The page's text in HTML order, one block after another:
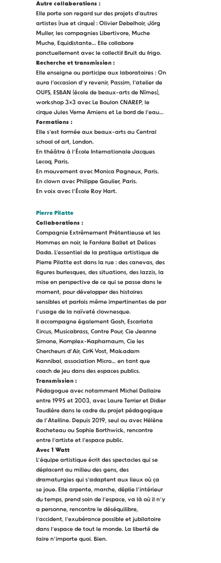
Autre collaborations :
Elle porte son regard sur des projets d’autres
artistes (rue et cirque) : Olivier Debelhoir, Jörg
Muller, les compagnies Libertivore, Muche
Muche, Equidistante… Elle collabore
ponctuellement avec le collectif Bruit du frigo.
Recherche et transmission :
Elle enseigne ou participe aux laboratoires : On
aura l’occasion d’y revenir, Passim, l’atelier de
OUFS, ESBAN (école de beaux-arts de Nîmes),
workshop 3×3 avec Le Boulon CNAREP, le
cirque Jules Verne Amiens et Le bord de l’eau…
Formations :
Elle s’est formée aux beaux-arts au Central
school of art, London.
En théâtre à l’École Internationale Jacques
Lecoq, Paris.
En mouvement avec Monica Pagneux, Paris.
En clown avec Philippe Gaulier, Paris.
En voix avec l’École Roy Hart.
Pierre Pilatte
Collaborations :
Compagnie Extrêmement Prétentieuse et les
Hommes en noir, le Fanfare Ballet et Delices
Dada. L’essentiel de la pratique artistique de
Pierre Pilatte est dans la rue : des canevas, des
figures burlesques, des situations, des lazzis, la
mise en perspective de ce qui se passe dans le
moment, pour développer des histoires
sensibles et parfois même impertinentes de par
l’usage de la naïveté clownesque.
Il accompagne également Gosh, Escarlata
Circus, Musicabrass, Contre Pour, Cie Jeanne
Simone, Komplex-Kapharnaum, Cie les
Chercheurs d’Air, CirK Vost, Makadam
Kannibal, association Micro… en tant que
coach de jeu dans des espaces publics.
Transmission :
Pédagogue avec notamment Michel Dallaire
entre 1995 et 2003, avec Laure Terrier et Didier
Taudière dans le cadre du projet pédagogique
de l’Atelline. Depuis 2019, seul ou avec Hélène
Rocheteau ou Sophie Borthwick, rencontre
entre l’artiste et l’espace public.
Avec 1 Watt
L’équipe artistique écrit des spectacles qui se
déplacent au milieu des gens, des
dramaturgies qui s’adaptent aux lieux où ça
se joue. Elle arpente, marche, déplie l’intérieur
du temps, prend soin de l’espace, va là où il n’y
a personne, rencontre le déséquilibre,
l’accident, l’exubérance possible et jubilatoire
dans l’espace de tout le monde. La liberté de
faire n’importe quoi. Bien.